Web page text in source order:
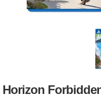
Horizon